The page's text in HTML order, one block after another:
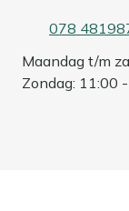
078
Maandag t/m
Zondag: 11:00